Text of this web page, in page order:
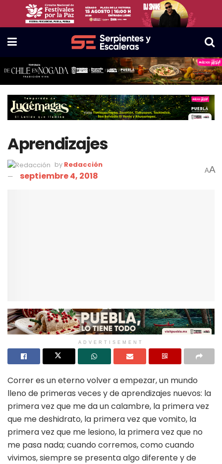
Aprendizajes
by Redacción
septiembre 4, 2018 AA
ADVERTISEMENT
Correr es un eterno volver a empezar, un mundo
lleno de primeras veces y de aprendizajes nuevos: la
primera vez que me da un calambre, la primera vez
que me deshidrato, la primera vez que vomito, la
primera vez que me lesiono, la primera vez que no
me pasa nada; cuando corremos, como cuando
vivimos, siempre se presenta algo diferente y de